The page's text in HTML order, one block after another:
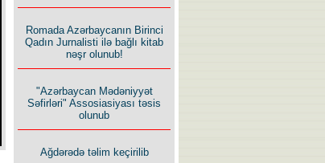
Romada Azərbaycanın Birinci
Qadın Jurnalisti ilə bağlı kitab
nəşr olunub!
"Azərbaycan Mədəniyyət
Səfirləri" Assosiasiyası təsis
olunub
Ağdərədə təlim keçirilib